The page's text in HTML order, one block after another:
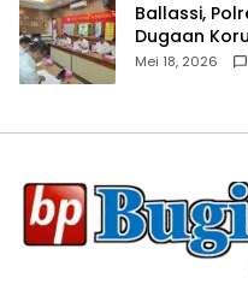
Ballassi,
Dugaan
Mei 18, 2026